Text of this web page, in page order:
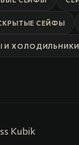
СЕЙФЫ
И ХОЛОДИЛЬНИКИ
Kubik